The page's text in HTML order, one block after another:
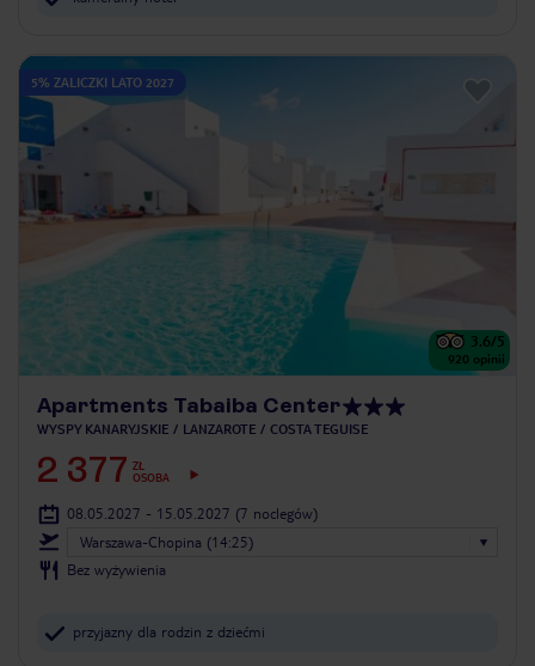
5% ZALICZKI LATO 2027
3.6/5
920 opinii
Apartments Tabaiba Center
WYSPY KANARYJSKIE LANZAROTE COSTA TEGUISE
2 377 ZŁ
OSOBA
08.05.2027 - 15.05.2027 (7 noclegów)
Warszawa-Chopina (14:25)
Bez wyżywienia
przyjazny dla rodzin z dziećmi